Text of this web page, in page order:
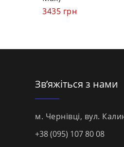
3435 грн
Зв’яжіться з нами
м. Чернівці, вул.
+38 (095) 107 80 08